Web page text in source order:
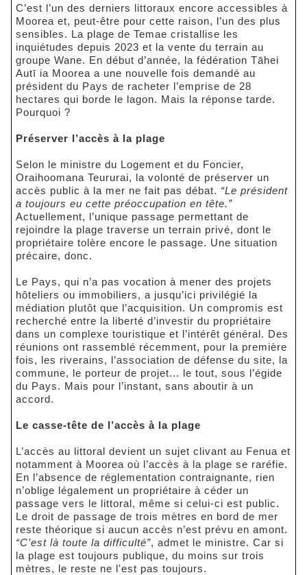
C’est l’un des derniers littoraux encore accessibles à
Moorea et, peut-être pour cette raison, l’un des plus
sensibles. La plage de Temae cristallise les
inquiétudes depuis 2023 et la vente du terrain au
groupe Wane. En début d’année, la fédération Tāhei
Autī ia Moorea a une nouvelle fois demandé au
président du Pays de racheter l’emprise de 28
hectares qui borde le lagon. Mais la réponse tarde.
Pourquoi ?
Préserver l’accès à la plage
Selon le ministre du Logement et du Foncier,
Oraihoomana Teururai, la volonté de préserver un
accès public à la mer ne fait pas débat. “Le président
a toujours eu cette préoccupation en tête.”
Actuellement, l’unique passage permettant de
rejoindre la plage traverse un terrain privé, dont le
propriétaire tolère encore le passage. Une situation
précaire, donc.
Le Pays, qui n’a pas vocation à mener des projets
hôteliers ou immobiliers, a jusqu’ici privilégié la
médiation plutôt que l’acquisition. Un compromis est
recherché entre la liberté d’investir du propriétaire
dans un complexe touristique et l’intérêt général. Des
réunions ont rassemblé récemment, pour la première
fois, les riverains, l’association de défense du site, la
commune, le porteur de projet... le tout, sous l’égide
du Pays. Mais pour l’instant, sans aboutir à un
accord.
Le casse-tête de l’accès à la plage
L’accès au littoral devient un sujet clivant au Fenua et
notamment à Moorea où l’accès à la plage se raréfie.
En l’absence de réglementation contraignante, rien
n’oblige légalement un propriétaire à céder un
passage vers le littoral, même si celui-ci est public.
Le droit de passage de trois mètres en bord de mer
reste théorique si aucun accès n’est prévu en amont.
“C’est là toute la difficulté”, admet le ministre. Car si
la plage est toujours publique, du moins sur trois
mètres, le reste ne l'est pas toujours.